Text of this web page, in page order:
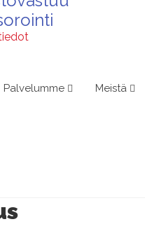
Palvelumme Meistä